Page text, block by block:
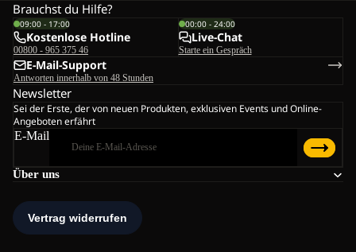
Über uns
Brauchst du Hilfe?
09:00 - 17:00
Kostenlose Hotline
00800 - 965 375 46
00:00 - 24:00
Live-Chat
Starte ein Gespräch
E-Mail-Support
Antworten innerhalb von 48 Stunden
Newsletter
Sei der Erste, der von neuen Produkten, exklusiven Events und Online-
Angeboten erfährt
E-Mail